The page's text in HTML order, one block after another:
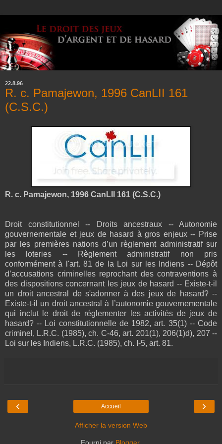
22.8.96
R. c. Pamajewon, 1996 CanLII 161
(C.S.C.)
R. c. Pamajewon, 1996 CanLII 161 (C.S.C.)
Droit constitutionnel ‑‑ Droits ancestraux ‑‑ Autonomie
gouvernementale et jeux de hasard à gros enjeux ‑‑ Prise
par les premières nations d’un règlement administratif sur
les loteries ‑‑ Règlement administratif non pris
conformément à l'art. 81 de la Loi sur les Indiens ‑‑ Dépôt
d’accusations criminelles reprochant des contraventions à
des dispositions concernant les jeux de hasard ‑‑ Existe‑t‑il
un droit ancestral de s'adonner à des jeux de hasard? ‑‑
Existe‑t‑il un droit ancestral à l’autonomie gouvernementale
qui inclut le droit de réglementer les activités de jeux de
hasard? ‑‑ Loi constitutionnelle de 1982, art. 35(1) ‑‑ Code
criminel, L.R.C. (1985), ch. C‑46, art. 201(1), 206(1)d), 207 ‑‑
Loi sur les Indiens, L.R.C. (1985), ch. I‑5, art. 81.
‹ ›
Accueil
Afficher la version Web
Fourni par Blogger.